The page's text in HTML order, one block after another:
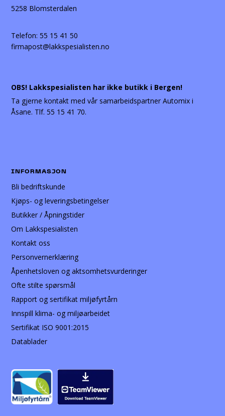
5258 Blomsterdalen
Telefon:55 15 41 50
firmapost@lakkspesialisten.no
OBS! Lakkspesialisten har ikke butikk i Bergen!
Ta gjerne kontakt med vår samarbeidspartner Automix i
Åsane. Tlf. 55 15 41 70.
INFORMASJON
Bli bedriftskunde
Kjøps- og leveringsbetingelser
Butikker / Åpningstider
Om Lakkspesialisten
Kontakt oss
Personvernerklæring
Åpenhetsloven og aktsomhetsvurderinger
Ofte stilte spørsmål
Rapport og sertifikat miljøfyrtårn
Innspill klima- og miljøarbeidet
Sertifikat ISO 9001:2015
Datablader